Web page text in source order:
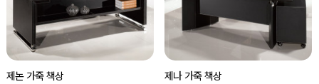
제논 가죽 책상 제나 가죽 책상